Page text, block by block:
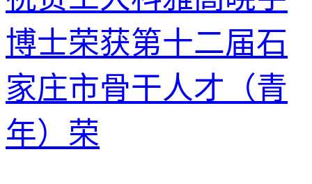
博士荣获第十二届石
家庄市骨干人才（青
年）荣